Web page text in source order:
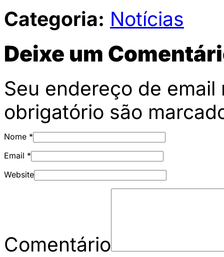
Categoria: Notícias
Deixe um
Seu endereço de
obrigatório são
Nome *
Email *
Website
Comentário